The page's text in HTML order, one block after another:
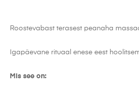
Roostevabast terasest peanaha
Igapäevane rituaal enese eest
Mis see on: